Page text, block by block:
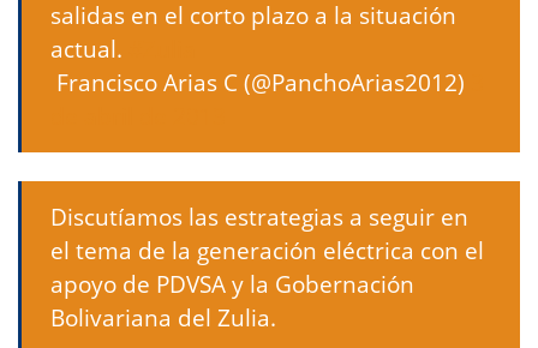
salidas en el corto plazo a la situación
actual.
 Francisco Arias C (@PanchoArias2012)
Discutíamos las estrategias a seguir en
el tema de la generación eléctrica con el
apoyo de PDVSA y la Gobernación
Bolivariana del Zulia.